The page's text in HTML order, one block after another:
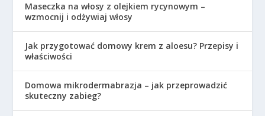
Maseczka na włosy z olejkiem rycynowym –
wzmocnij i odżywiaj włosy
Jak przygotować domowy krem z aloesu? Przepisy i
właściwości
Domowa mikrodermabrazja – jak przeprowadzić
skuteczny zabieg?